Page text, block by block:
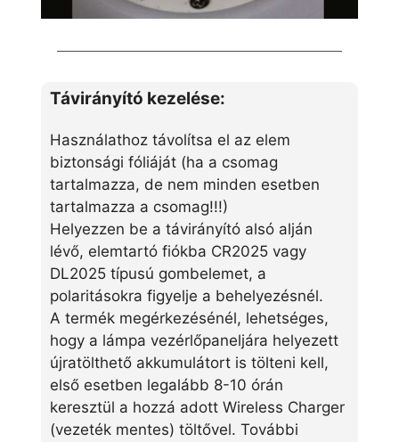
Távirányító kezelése:
Használathoz távolítsa el az elem
biztonsági fóliáját (ha a csomag
tartalmazza, de nem minden esetben
tartalmazza a csomag!!!)
Helyezzen be a távirányító alsó alján
lévő, elemtartó fiókba CR2025 vagy
DL2025 típusú gombelemet, a
polaritásokra figyelje a behelyezésnél.
A termék megérkezésénél, lehetséges,
hogy a lámpa vezérlőpaneljára helyezett
újratölthető akkumulátort is tölteni kell,
első esetben legalább 8-10 órán
keresztül a hozzá adott Wireless Charger
(vezeték mentes) töltővel. További